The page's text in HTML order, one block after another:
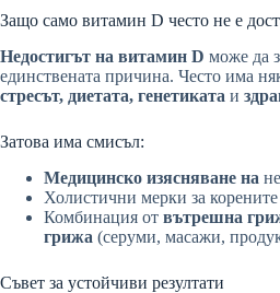
Защо само витамин D често не е
Недостигът на витамин D може да
единствената причина. Често има
стресът, диетата, генетиката и
Затова има смисъл:
Медицинско изясняване на
Холистични мерки за корените
Комбинация от вътрешна
грижа (серуми, масажи,
Съвет за устойчиви резултати